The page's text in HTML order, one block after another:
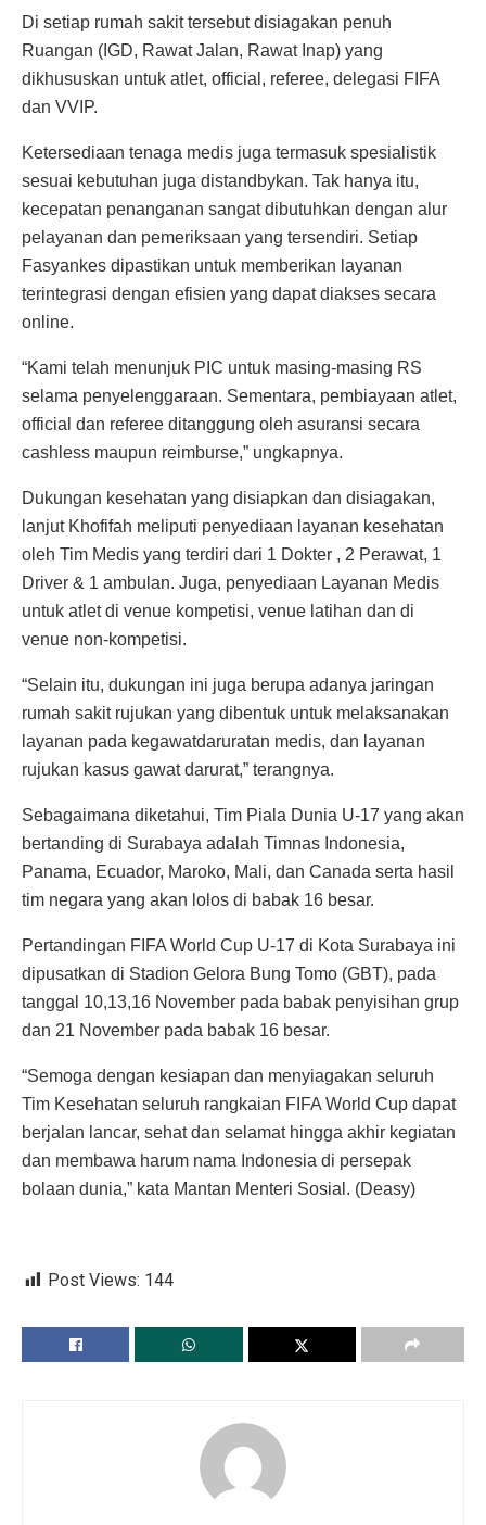
Di setiap rumah sakit tersebut disiagakan penuh
Ruangan (IGD, Rawat Jalan, Rawat Inap) yang
dikhususkan untuk atlet, official, referee, delegasi FIFA
dan VVIP.
Ketersediaan tenaga medis juga termasuk spesialistik
sesuai kebutuhan juga distandbykan. Tak hanya itu,
kecepatan penanganan sangat dibutuhkan dengan alur
pelayanan dan pemeriksaan yang tersendiri. Setiap
Fasyankes dipastikan untuk memberikan layanan
terintegrasi dengan efisien yang dapat diakses secara
online.
“Kami telah menunjuk PIC untuk masing-masing RS
selama penyelenggaraan. Sementara, pembiayaan atlet,
official dan referee ditanggung oleh asuransi secara
cashless maupun reimburse,” ungkapnya.
Dukungan kesehatan yang disiapkan dan disiagakan,
lanjut Khofifah meliputi penyediaan layanan kesehatan
oleh Tim Medis yang terdiri dari 1 Dokter , 2 Perawat, 1
Driver & 1 ambulan. Juga, penyediaan Layanan Medis
untuk atlet di venue kompetisi, venue latihan dan di
venue non-kompetisi.
“Selain itu, dukungan ini juga berupa adanya jaringan
rumah sakit rujukan yang dibentuk untuk melaksanakan
layanan pada kegawatdaruratan medis, dan layanan
rujukan kasus gawat darurat,” terangnya.
Sebagaimana diketahui, Tim Piala Dunia U-17 yang akan
bertanding di Surabaya adalah Timnas Indonesia,
Panama, Ecuador, Maroko, Mali, dan Canada serta hasil
tim negara yang akan lolos di babak 16 besar.
Pertandingan FIFA World Cup U-17 di Kota Surabaya ini
dipusatkan di Stadion Gelora Bung Tomo (GBT), pada
tanggal 10,13,16 November pada babak penyisihan grup
dan 21 November pada babak 16 besar.
“Semoga dengan kesiapan dan menyiagakan seluruh
Tim Kesehatan seluruh rangkaian FIFA World Cup dapat
berjalan lancar, sehat dan selamat hingga akhir kegiatan
dan membawa harum nama Indonesia di persepak
bolaan dunia,” kata Mantan Menteri Sosial. (Deasy)
Post Views: 144